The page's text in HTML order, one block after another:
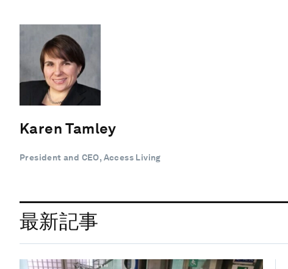
Karen Tamley
President and CEO, Access Living
最新記事